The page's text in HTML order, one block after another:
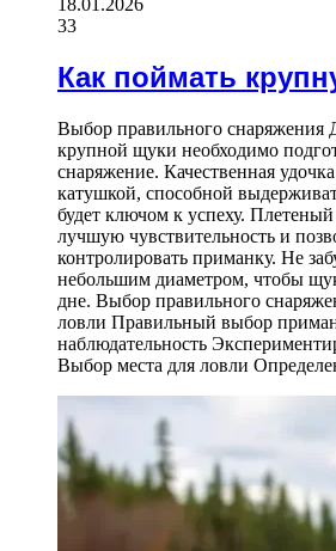
33
Как поймать
Выбор правильного снаряжения
крупной щуки необходимо
снаряжение. Качественная
катушкой, способной
будет ключом к успеху.
лучшую чувствительность и
контролировать приманку. Не
небольшим диаметром, чтобы
дне. Выбор правильного
ловли Правильный выбор
наблюдательность
Выбор места для ловли